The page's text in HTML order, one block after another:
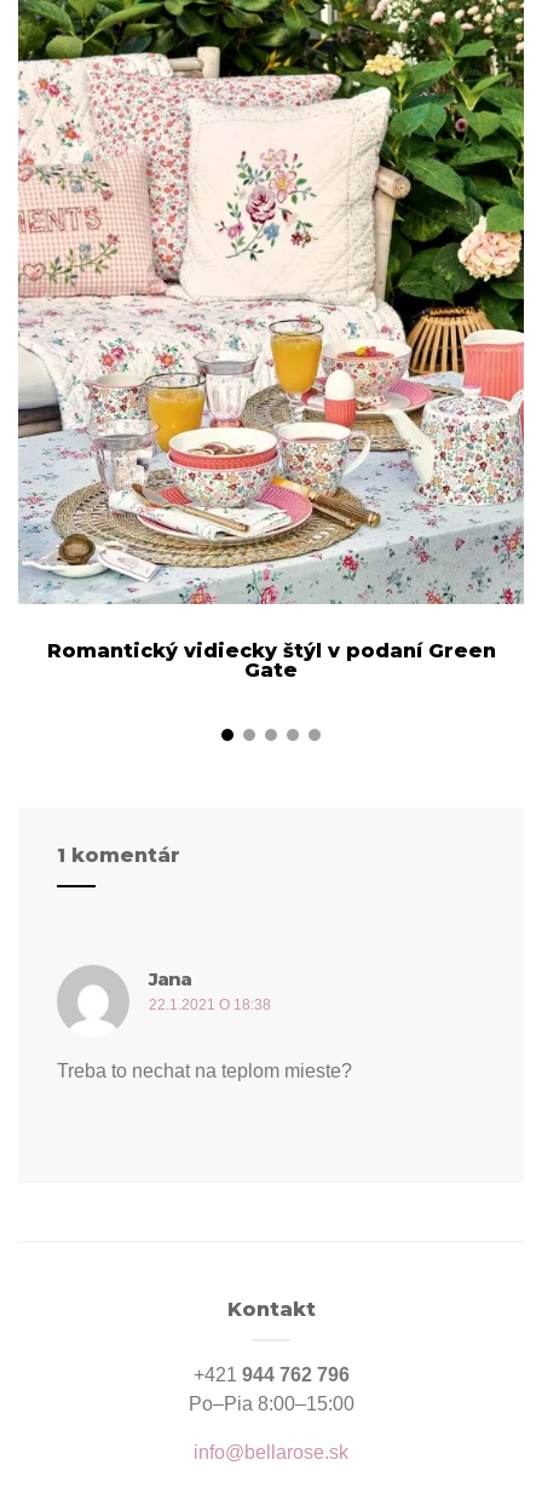
Romantický vidiecky štýl v podaní Green
Gate
1 komentár
Jana
22.1.2021 O 18:38
Treba to nechat na teplom mieste?
Kontakt
+421 944 762 796
Po–Pia 8:00–15:00
info@bellarose.sk